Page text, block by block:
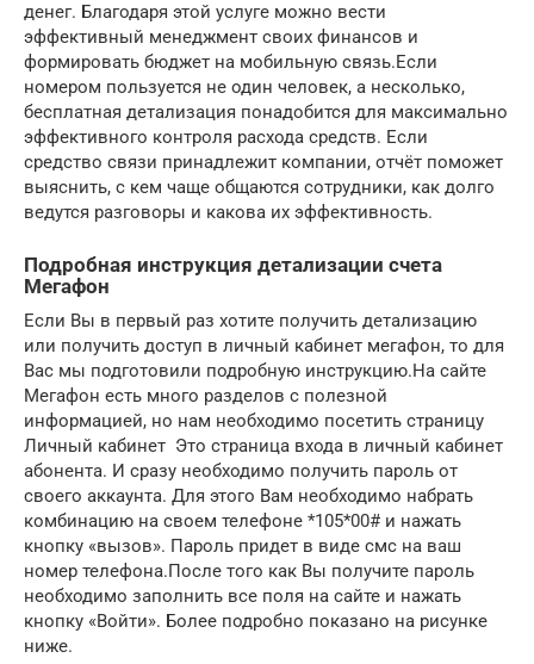
денег. Благодаря этой услуге можно вести
эффективный менеджмент своих финансов и
формировать бюджет на мобильную связь.Если
номером пользуется не один человек, а несколько,
бесплатная детализация понадобится для максимально
эффективного контроля расхода средств. Если
средство связи принадлежит компании, отчёт поможет
выяснить, с кем чаще общаются сотрудники, как долго
ведутся разговоры и какова их эффективность.
Подробная инструкция детализации счета
Мегафон
Если Вы в первый раз хотите получить детализацию
или получить доступ в личный кабинет мегафон, то для
Вас мы подготовили подробную инструкцию.На сайте
Мегафон есть много разделов с полезной
информацией, но нам необходимо посетить страницу
Личный кабинет Это страница входа в личный кабинет
абонента. И сразу необходимо получить пароль от
своего аккаунта. Для этого Вам необходимо набрать
комбинацию на своем телефоне *105*00# и нажать
кнопку «вызов». Пароль придет в виде смс на ваш
номер телефона.После того как Вы получите пароль
необходимо заполнить все поля на сайте и нажать
кнопку «Войти». Более подробно показано на рисунке
ниже.